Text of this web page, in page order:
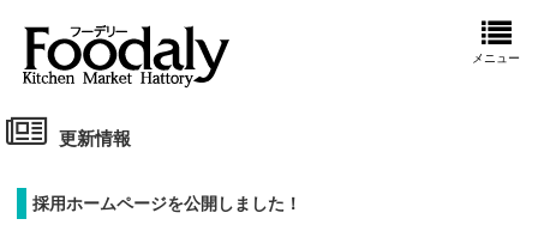
メニュー
更新情報
採用ホームページを公開しました！